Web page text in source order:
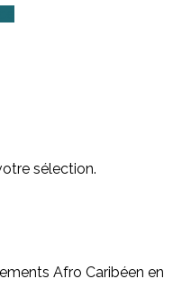
sélection.
Afro Caribéen en